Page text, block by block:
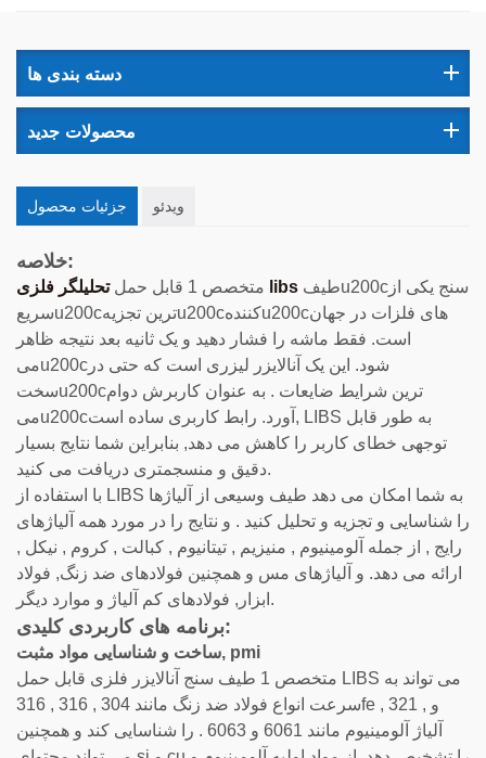
دسته بندی ها
محصولات جدید
جزئیات محصول ویدئو
خلاصه:
متخصص 1 قابل حمل تحلیلگر فلزی libs
سریعu200cترین تجزیهu200cکنندهu200cهای فلزات در جهان
است. فقط ماشه را فشار دهید و یک ثانیه بعد نتیجه ظاهر
میu200cشود. این یک آنالایزر لیزری است که حتی در
سختu200cترین شرایط ضایعات . به عنوان کاربرش دوام
میu200cآورد. رابط کاربری ساده است, LIBS به طور قابل
توجهی خطای کاربر را کاهش می دهد, بنابراین شما نتایج بسیار
دقیق و منسجمتری دریافت می کنید.
با استفاده از LIBS به شما امکان می دهد طیف وسیعی از آلیاژها
را شناسایی و تجزیه و تحلیل کنید . و نتایج را در مورد همه آلیاژهای
رایج , از جمله آلومینیوم , منیزیم , تیتانیوم , کبالت , کروم , نیکل ,
ارائه می دهد. و آلیاژهای مس و همچنین فولادهای ضد زنگ, فولاد
ابزار, فولادهای کم آلیاژ و موارد دیگر.
برنامه های کاربردی کلیدی:
ساخت و شناسایی مواد مثبت, pmi
متخصص 1
طیف سنج آنالایزر فلزی قابل حمل LIBS می تواند به
سرعت انواع فولاد ضد زنگ مانند 304 , 316 , 316fe , 321 , و
آلیاژ آلومینیوم مانند 6061 و 6063 . را شناسایی کند و همچنین